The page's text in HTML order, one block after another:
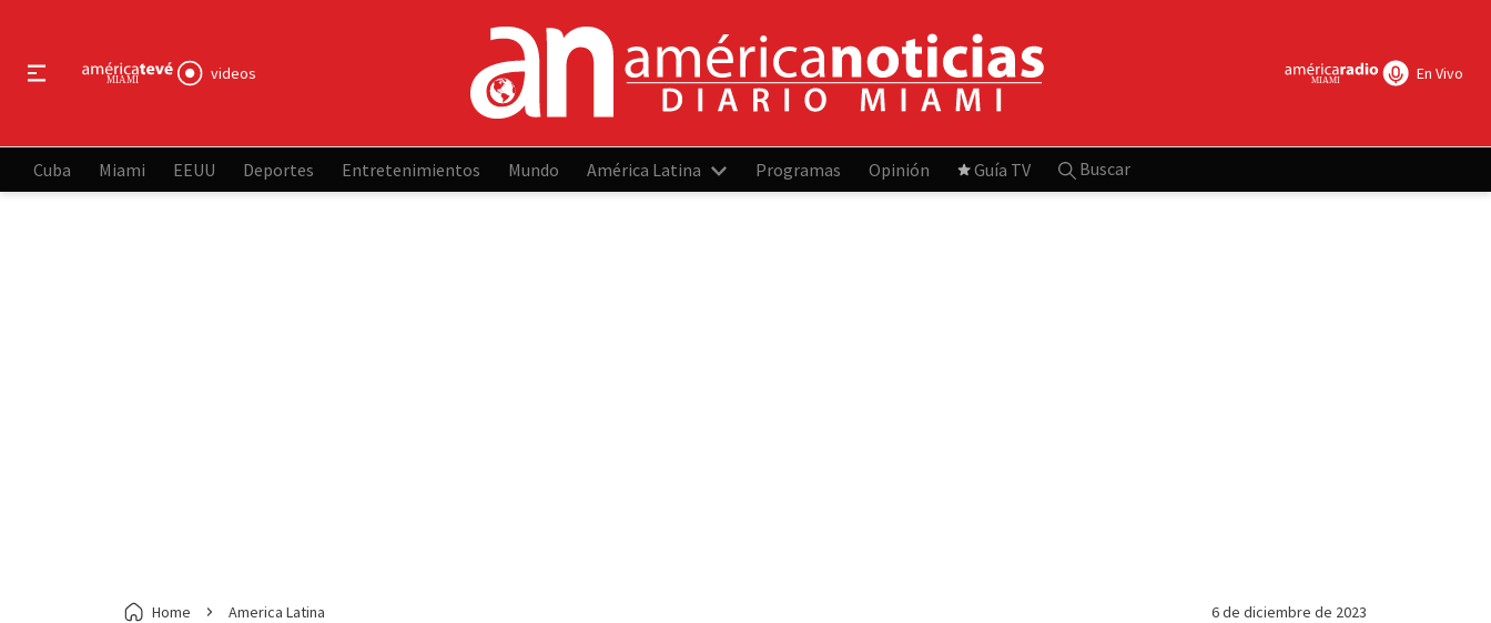
videos En Vivo
Cuba Miami EEUU Deportes Entretenimientos Mundo América Latina Programas Opinión Guía TV Buscar
Home America Latina 6 de diciembre de 2023